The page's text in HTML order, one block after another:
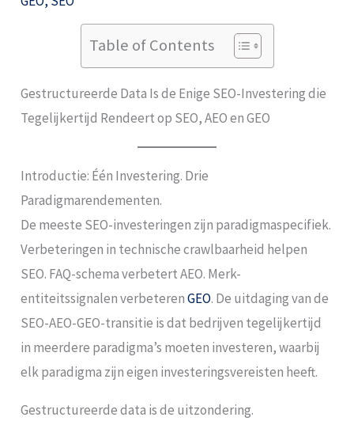
Table of Contents
Gestructureerde Data Is de Enige SEO-Investering die
Tegelijkertijd Rendeert op SEO, AEO en GEO
Introductie: Één Investering. Drie
Paradigmarendementen.
De meeste SEO-investeringen zijn paradigmaspecifiek.
Verbeteringen in technische crawlbaarheid helpen
SEO. FAQ-schema verbetert AEO. Merk-
entiteitssignalen verbeterenGEO. De uitdaging van de
SEO-AEO-GEO-transitie is dat bedrijven tegelijkertijd
in meerdere paradigma’s moeten investeren, waarbij
elk paradigma zijn eigen investeringsvereisten heeft.
Gestructureerde data is de uitzondering.